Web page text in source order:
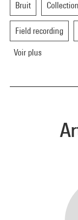
Bruit
Field recording
Voir plus